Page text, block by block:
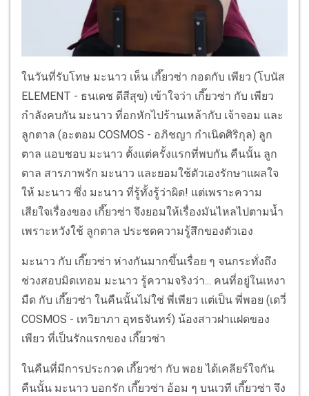
ในวันที่รับโทษ มะนาว เห็น เกี๊ยวซ่า กอดกับ เพียว (โบนัส
ELEMENT - ธนเดช ดีสีสุข) เข้าใจว่า เกี๊ยวซ่า กับ เพียว
กำลังคบกัน มะนาว ที่อกหักไปร้านเหล้ากับ เจ้าจอม และ
ลูกตาล (อะตอม COSMOS - อภิชญา กำเนิดศิริกุล) ลูก
ตาล แอบชอบ มะนาว ตั้งแต่ครั้งแรกที่พบกัน คืนนั้น ลูก
ตาล สารภาพรัก มะนาว และยอมใช้ตัวเองรักษาแผลใจ
ให้ มะนาว ซึ่ง มะนาว ที่รู้ทั้งรู้ว่าผิด! แต่เพราะความ
เสียใจเรื่องของ เกี๊ยวซ่า จึงยอมให้เรื่องมันไหลไปตามน้ำ
เพราะหวังใช้ ลูกตาล ประชดความรู้สึกของตัวเอง
มะนาว กับ เกี๊ยวซ่า ห่างกันมากขึ้นเรื่อย ๆ จนกระทั่งถึง
ช่วงสอบมิดเทอม มะนาว รู้ความจริงว่า... คนที่อยู่ในเหงา
มืด กับ เกี๊ยวซ่า ในคืนนั้นไม่ใช่ พี่เพียว แต่เป็น พี่พอย (เดวี่
COSMOS - เทวิยาภา อุทธจันทร์) น้องสาวฝาแฝดของ
เพียว ที่เป็นรักแรกของ เกี๊ยวซ่า
ในคืนที่มีการประกวด เกี๊ยวซ่า กับ พอย ได้เคลียร์ใจกัน
คืนนั้น มะนาว บอกรัก เกี๊ยวซ่า อ้อม ๆ บนเวที เกี๊ยวซ่า จึง